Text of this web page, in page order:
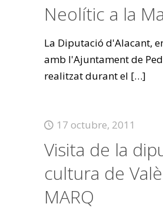
Neolític a la
La Diputació d'Alacant,
amb l'Ajuntament de
realitzat durant el […]
17 octubre, 2011
Visita de la
cultura de
MARQ